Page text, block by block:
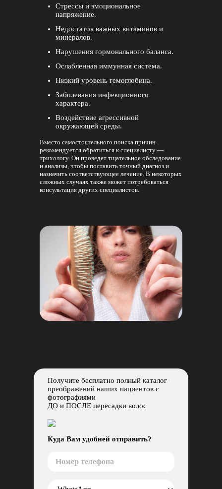
Стрессы и эмоциональное
напряжение.
Недостаток важных витаминов и
минералов.
Нарушения гормонального баланса.
Ослабленная иммунная система.
Низкий уровень гемоглобина.
Заболевания инфекционного
характера.
Воздействие агрессивной
окружающей среды.
Вместо самостоятельного поиска причин
рекомендуется обратиться к специалисту —
трихологу. Он проведет тщательное обследование
и анализы, чтобы поставить точный диагноз и
назначить соответствующее лечение. В некоторых
сложных случаях также может потребоваться
консультация других специалистов.
Получите бесплатно полный каталог
преображений наших пациентов с
фотографиями
ДО и ПОСЛЕ пересадки волос
Куда Вам удобней отправить?